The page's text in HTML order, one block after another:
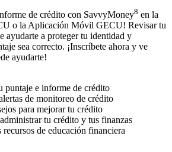
de crédito con SavvyMoney8 en la
o la Aplicación Móvil GECU! Revisar tu
ayudarte a proteger tu identidad y
sea correcto. ¡Inscríbete ahora y ve
ayudarte!
puntaje e informe de crédito
de monitoreo de crédito
para mejorar tu crédito
tu crédito y tus finanzas
de educación financiera